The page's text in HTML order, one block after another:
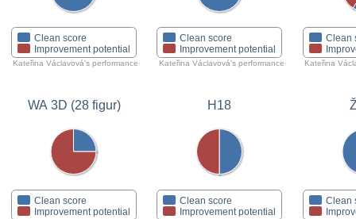
Clean score
Improvement potential
Kateřina Václavová's performance
Clean score
Improvement potential
Kateřina Václavová's performance
Clean
Kateřina
WA 3D (28 figur)
Clean score
Improvement potential
H18
Clean score
Improvement potential
Clean